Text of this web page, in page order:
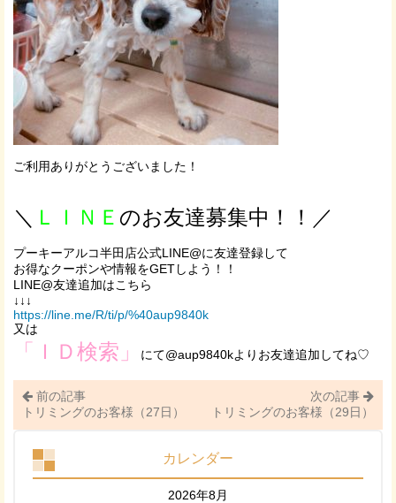
ご利用ありがとうございました！
＼ ＬＩＮＥ のお友達募集中！！／
プーキーアルコ半田店公式LINE@に友達登録して
お得なクーポンや情報をGETしよう！！
LINE@友達追加はこちら
↓↓↓
https://line.me/R/ti/p/%40aup9840k
又は
「ＩＤ検索」 にて@aup9840kよりお友達追加してね♡
前の記事
トリミングのお客様（27日）
次の記事
トリミングのお客様（29日）
カレンダー
2026年8月